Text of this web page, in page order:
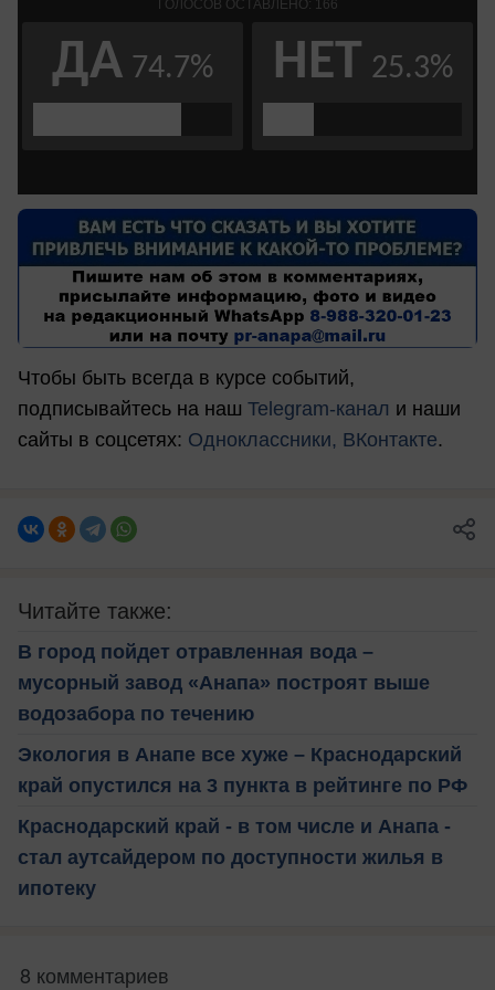
Чтобы быть всегда в курсе событий,
подписывайтесь на наш Telegram-канал и наши
сайты в соцсетях: Одноклассники, ВКонтакте.
Читайте также:
В город пойдет отравленная вода –
мусорный завод «Анапа» построят выше
водозабора по течению
Экология в Анапе все хуже – Краснодарский
край опустился на 3 пункта в рейтинге по РФ
Краснодарский край - в том числе и Анапа -
стал аутсайдером по доступности жилья в
ипотеку
8 комментариев